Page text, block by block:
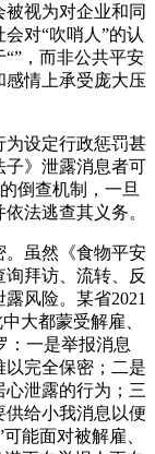
视为对企业和同
对“吹哨人”的认
，而非公共平安
感情上承受庞大压
设定行政惩罚甚
子》泄露消息者可
倒查机制，一旦
法逃查其义务。
虽然《食物平安
拜访、流转、反
风险。某省2021
大都蒙受解雇、
：一是举报消息
以完全保密；二是
泄露的行为；三
供给小我消息以便
能面对被解雇、